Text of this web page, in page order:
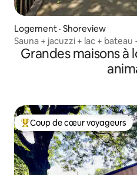
Logement · Shoreview
Sauna + jacuzzi + lac +
Grandes maisons à
Coup de cœur voyageurs
Coup de cœur voyageurs